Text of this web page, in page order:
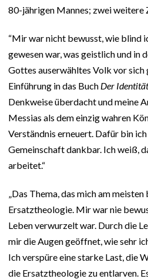
80-jährigen Mannes; zwei weitere
“Mir war nicht bewusst, wie blind
gewesen war, was geistlich und in
Gottes auserwähltes Volk vor sich
Einführung in das Buch Der
Denkweise überdacht und meine
Messias als dem einzig wahren
Verständnis erneuert. Dafür bin
Gemeinschaft dankbar. Ich weiß,
arbeitet.“
„Das Thema, das mich am
Ersatztheologie. Mir war nie
Leben verwurzelt war. Durch die
mir die Augen geöffnet, wie sehr
Ich verspüre eine starke Last, die
die Ersatztheologie zu entlarven.